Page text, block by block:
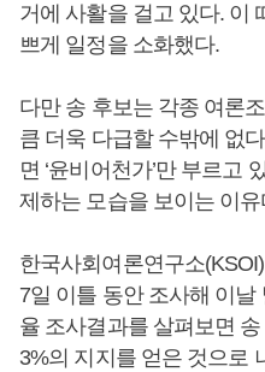
거에 사활을 걸고 있다. 이
쁘게 일정을 소화했다.
다만 송 후보는 각종 여론
큼 더욱 다급할 수밖에 없
면 ‘윤비어천가’만 부르고
제하는 모습을 보이는 이유
한국사회여론연구소
7일 이틀 동안 조사해 이날
율 조사결과를 살펴보면
3%의 지지를 얻은 것으로